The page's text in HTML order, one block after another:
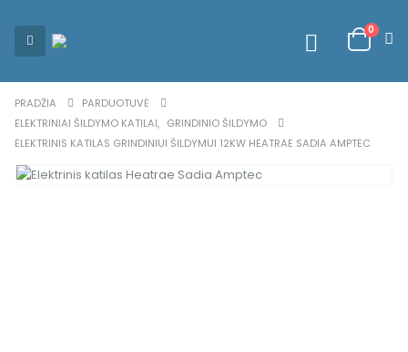
0
PRADŽIA
PARDUOTUVĖ
ELEKTRINIAI ŠILDYMO KATILAI, GRINDINIO ŠILDYMO
ELEKTRINIS KATILAS GRINDINIUI ŠILDYMUI 12KW HEATRAE SADIA AMPTEC